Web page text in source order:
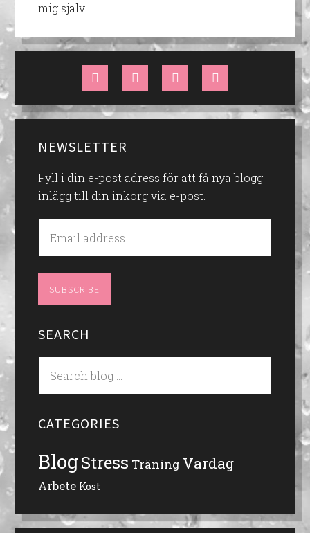
mig själv.
NEWSLETTER
Fyll i din e-post adress för att få nya blogg
inlägg till din inkorg via e-post.
SEARCH
CATEGORIES
BlogStress Träning Vardag
Arbete Kost